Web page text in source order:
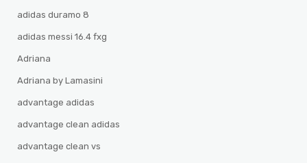
adidas duramo 8
adidas messi 16.4 fxg
Adriana
Adriana by Lamasini
advantage adidas
advantage clean adidas
advantage clean vs